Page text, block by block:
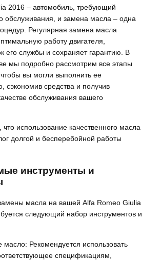
2016 – автомобиль, требующий
обслуживания, и замена масла – одна
Регулярная замена масла
работу двигателя,
его службы и сохраняет гарантию. В
мы подробно рассмотрим все этапы
вы могли выполнить ее
сэкономив средства и получив
обслуживания вашего
использование качественного масла
долгой и бесперебойной работы
инструменты и
масла на вашей Alfa Romeo Giulia
следующий набор инструментов и
масло: Рекомендуется использовать
спецификациям,